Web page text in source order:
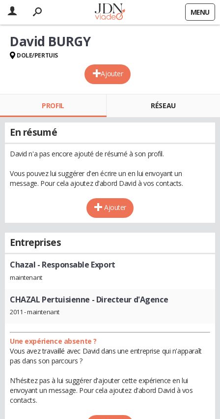
MENU
Ajouter
David BURGY
DOLE/PERTUIS
PROFIL RÉSEAU
En résumé
David n'a pas encore ajouté de résumé à son profil.
Vous pouvez lui suggérer d'en écrire un en lui envoyant un
message. Pour cela ajoutez d'abord David à vos contacts.
Ajouter
Entreprises
Chazal - Responsable Export
maintenant
CHAZAL Pertuisienne - Directeur d'Agence
2011 - maintenant
Une expérience absente ?
Vous avez travaillé avec David dans une entreprise qui n'apparaît
pas dans son parcours ?
N'hésitez pas à lui suggérer d'ajouter cette expérience en lui
envoyant un message. Pour cela ajoutez d'abord David à vos
contacts.